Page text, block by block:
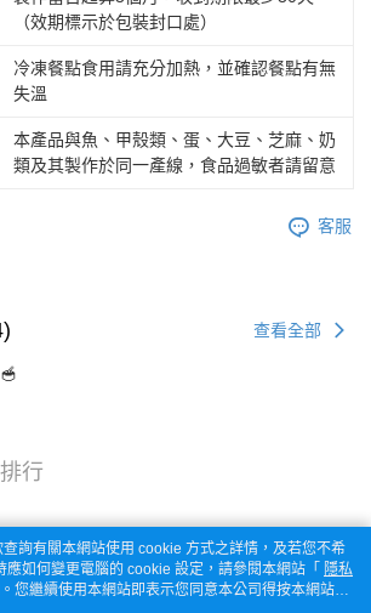
（效期標示於包裝封口處）
冷凍餐點食用請充分加熱，並確認餐點有無
失溫
本產品與魚、甲殼類、蛋、大豆、芝麻、奶
類及其製作於同一產線，食品過敏者請留意
客服
查看全部
行
詢有關本網站使用 cookie 方式之詳情，及若您不希
應如何變更電腦的 cookie 設定，請參閱本網站「 隱私
您繼續使用本網站即表示您同意本公司得按本網站使